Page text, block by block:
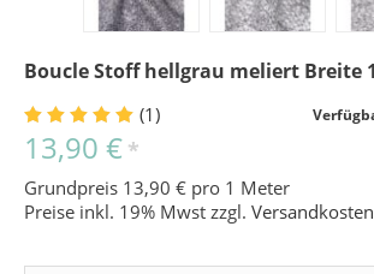
Boucle Stoff hellgrau meliert Breite
(1)
13,90 € *
Grundpreis 13,90 € pro 1 Meter
Preise inkl. 19% Mwst zzgl. Versandkosten